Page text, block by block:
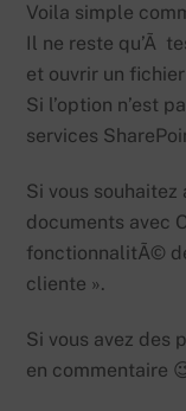
Voila simple
Il ne reste qu’Ã
et ouvrir un
Si l’option n’est
services
Si vous
documents avec
fonctionnalitÃ©
cliente ».
Si vous avez des
en commentaire